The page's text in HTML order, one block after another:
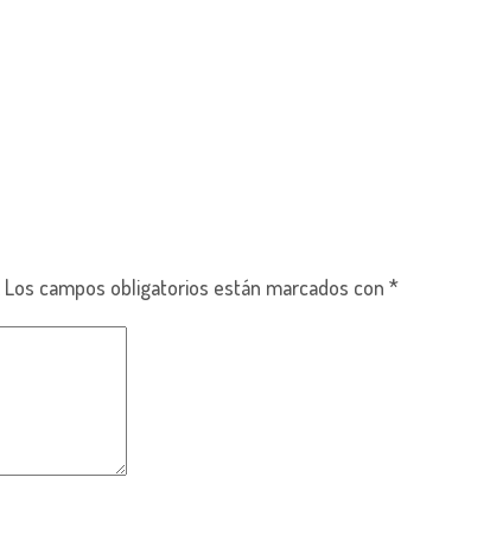
Los campos obligatorios están marcados con *